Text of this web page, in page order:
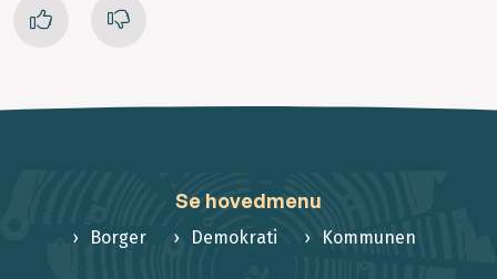
Se hovedmenu
Borger Demokrati Kommunen